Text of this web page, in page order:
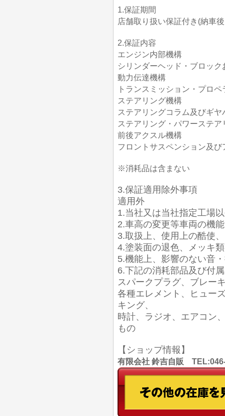
1.保証期間
店舗取り扱い保証付き(納車
2.保証内容
エンジン内部機構
シリンダーヘッド・ブロッ
動力伝達機構
トランスミッション・プロ
ステアリング機構
ステアリングコラム及びギヤ
ステアリング・パワーステア
前後アクスル機構
フロントサスペンション及
※消耗品は含まない
3.保証適用除外事項
適用外
1.当社又は当社指定工場
2.車高の変更等車両の機
3.取扱上、使用上の酷使
4.塗装面の退色、メッキ
5.機能上、影響のない音
6.下記の消耗部品及び付
スパークプラグ、ブレー
各種エレメント、ヒュー
キング、
時計、ラジオ、エアコン
もの
【ショップ情報】
有限会社 鈴吉自販